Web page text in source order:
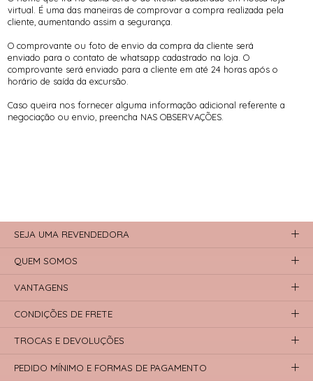
virtual. É uma das maneiras de comprovar a compra realizada pela
cliente, aumentando assim a segurança.
O comprovante ou foto de envio da compra da cliente será
enviado para o contato de whatsapp cadastrado na loja. O
comprovante será enviado para a cliente em até 24 horas após o
horário de saída da excursão.
Caso queira nos fornecer alguma informação adicional referente a
negociação ou envio, preencha NAS OBSERVAÇÕES.
SEJA UMA REVENDEDORA
QUEM SOMOS
VANTAGENS
CONDIÇÕES DE FRETE
TROCAS E DEVOLUÇÕES
PEDIDO MÍNIMO E FORMAS DE PAGAMENTO